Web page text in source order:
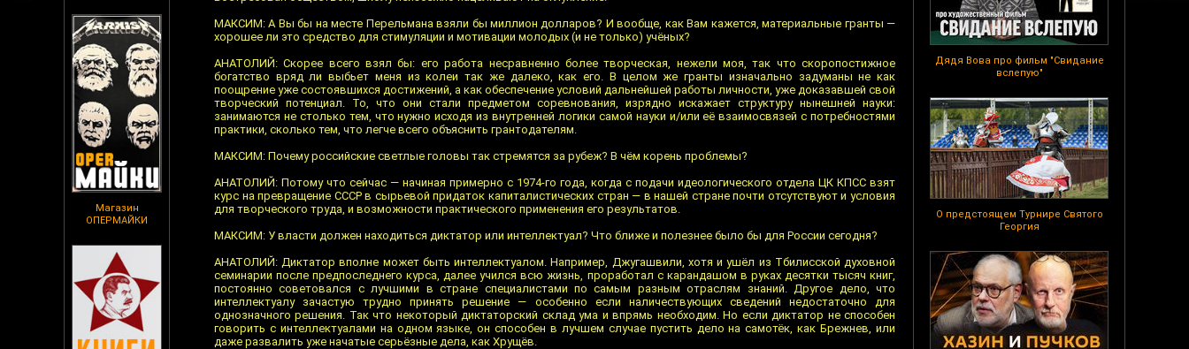
Магазин
ОПЕРМАЙКИ
Дядя Вова про фильм "Свидание
вслепую"
О предстоящем Турнире Святого
Георгия
МАКСИМ: А Вы бы на месте Перельмана взяли бы миллион долларов? И вообще, как Вам кажется, материальные гранты —
хорошее ли это средство для стимуляции и мотивации молодых (и не только) учёных?
АНАТОЛИЙ: Скорее всего взял бы: его работа несравненно более творческая, нежели моя, так что скоропостижное
богатство вряд ли выбьет меня из колеи так же далеко, как его. В целом же гранты изначально задуманы не как
поощрение уже состоявшихся достижений, а как обеспечение условий дальнейшей работы личности, уже доказавшей свой
творческий потенциал. То, что они стали предметом соревнования, изрядно искажает структуру нынешней науки:
занимаются не столько тем, что нужно исходя из внутренней логики самой науки и/или её взаимосвязей с потребностями
практики, сколько тем, что легче всего объяснить грантодателям.
МАКСИМ: Почему российские светлые головы так стремятся за рубеж? В чём корень проблемы?
АНАТОЛИЙ: Потому что сейчас — начиная примерно с 1974-го года, когда с подачи идеологического отдела ЦК КПСС взят
курс на превращение СССР в сырьевой придаток капиталистических стран — в нашей стране почти отсутствуют и условия
для творческого труда, и возможности практического применения его результатов.
МАКСИМ: У власти должен находиться диктатор или интеллектуал? Что ближе и полезнее было бы для России сегодня?
АНАТОЛИЙ: Диктатор вполне может быть интеллектуалом. Например, Джугашвили, хотя и ушёл из Тбилисской духовной
семинарии после предпоследнего курса, далее учился всю жизнь, проработал с карандашом в руках десятки тысяч книг,
постоянно советовался с лучшими в стране специалистами по самым разным отраслям знаний. Другое дело, что
интеллектуалу зачастую трудно принять решение — особенно если наличествующих сведений недостаточно для
однозначного решения. Так что некоторый диктаторский склад ума и впрямь необходим. Но если диктатор не способен
говорить с интеллектуалами на одном языке, он способен в лучшем случае пустить дело на самотёк, как Брежнев, или
даже развалить уже начатые серьёзные дела, как Хрущёв.